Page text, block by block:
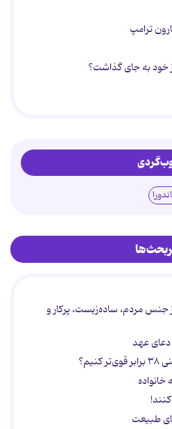
ترامپ
جنس مردم، ساده‌زیست، پرکار و
عهد
طبیعت